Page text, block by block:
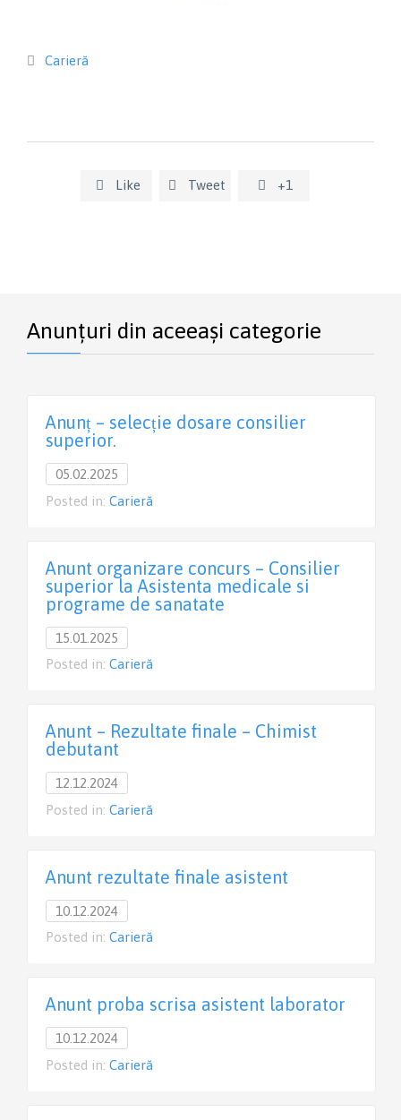
 Category
Carieră
 Like  Tweet  +1
Anunțuri din aceeași categorie
Anunț – selecție dosare consilier
superior.
05.02.2025
Posted in: Carieră
Anunt organizare concurs – Consilier
superior la Asistenta medicale si
programe de sanatate
15.01.2025
Posted in: Carieră
Anunt – Rezultate finale – Chimist
debutant
12.12.2024
Posted in: Carieră
Anunt rezultate finale asistent
10.12.2024
Posted in: Carieră
Anunt proba scrisa asistent laborator
10.12.2024
Posted in: Carieră